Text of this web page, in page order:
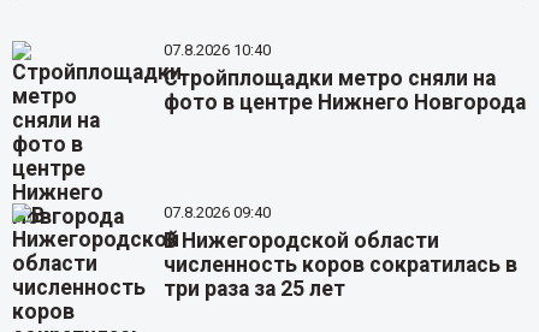
07.8.2026 10:40
Стройплощадки метро сняли на
фото в центре Нижнего Новгорода
07.8.2026 09:40
В Нижегородской области
численность коров сократилась в
три раза за 25 лет